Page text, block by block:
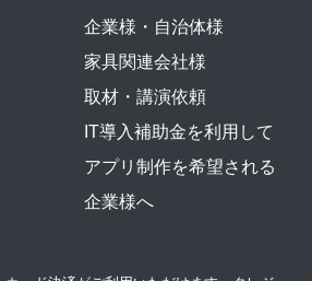
企業様・自治体様
家具関連会社様
取材・講演依頼
IT導入補助金を利用して
アプリ制作を希望される
企業様へ